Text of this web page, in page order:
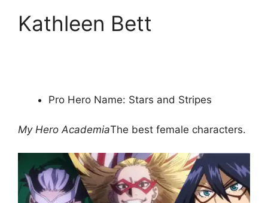
Kathleen Bett
Pro Hero Name: Stars and Stripes
My Hero AcademiaThe best female characters.